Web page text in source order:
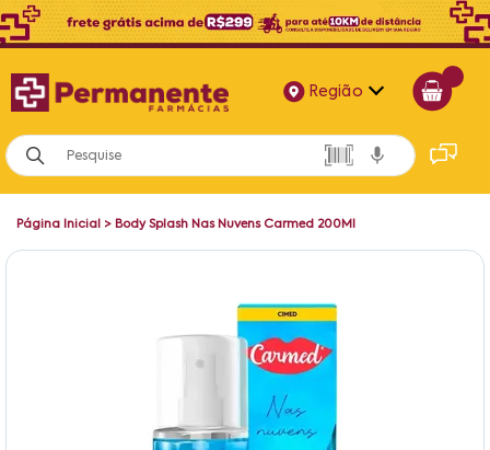
Região
Alagoas
Bahia
Página Inicial > Body Splash Nas Nuvens Carmed 200Ml